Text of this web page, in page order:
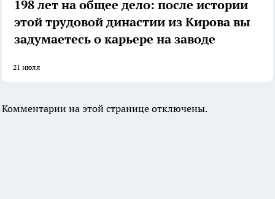
198 лет на общее дело: после истории
этой трудовой династии из Кирова вы
задумаетесь о карьере на заводе
21 июля
Комментарии на этой странице отключены.